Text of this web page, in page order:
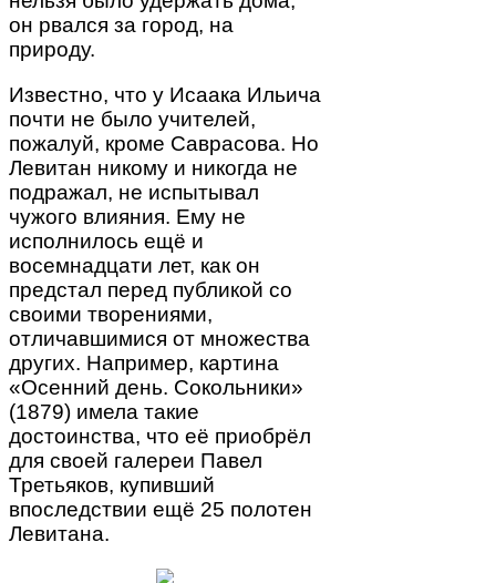
он рвался за город, на
природу.
Известно, что у Исаака Ильича
почти не было учителей,
пожалуй, кроме Саврасова. Но
Левитан никому и никогда не
подражал, не испытывал
чужого влияния. Ему не
исполнилось ещё и
восемнадцати лет, как он
предстал перед публикой со
своими творениями,
отличавшимися от множества
других. Например, картина
«Осенний день. Сокольники»
(1879) имела такие
достоинства, что её приобрёл
для своей галереи Павел
Третьяков, купивший
впоследствии ещё 25 полотен
Левитана.